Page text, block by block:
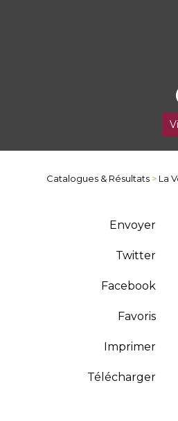
Catalogues & Résultats > La
Envoyer
Twitter
Facebook
Favoris
Imprimer
Télécharger